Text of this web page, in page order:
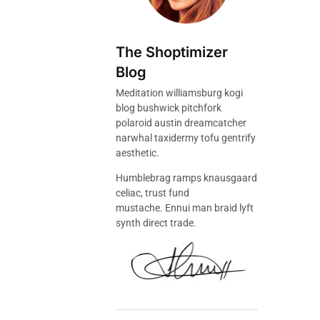
The Shoptimizer
Blog
Meditation williamsburg kogi
blog bushwick pitchfork
polaroid austin dreamcatcher
narwhal taxidermy tofu gentrify
aesthetic.
Humblebrag ramps knausgaard
celiac, trust fund
mustache. Ennui man braid lyft
synth direct trade.